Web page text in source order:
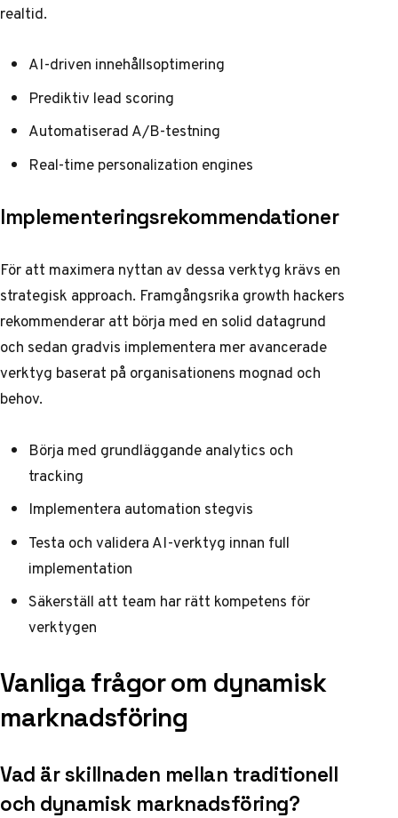
realtid.
AI-driven innehållsoptimering
Prediktiv lead scoring
Automatiserad A/B-testning
Real-time personalization engines
Implementeringsrekommendationer
För att maximera nyttan av dessa verktyg krävs en
strategisk approach. Framgångsrika growth hackers
rekommenderar att börja med en solid datagrund
och sedan gradvis implementera mer avancerade
verktyg baserat på organisationens mognad och
behov.
Börja med grundläggande analytics och
tracking
Implementera automation stegvis
Testa och validera AI-verktyg innan full
implementation
Säkerställ att team har rätt kompetens för
verktygen
Vanliga frågor om dynamisk
marknadsföring
Vad är skillnaden mellan traditionell
och dynamisk marknadsföring?